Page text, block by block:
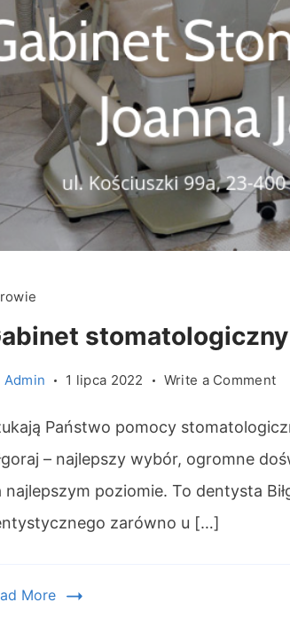
stomatologiczny
Admin 1 lipca 2022 Write a Commenton
Państwo pomocy
– najlepszy wybór, ogromne
najlepszym poziomie. To dentysta
zarówno u […]
More